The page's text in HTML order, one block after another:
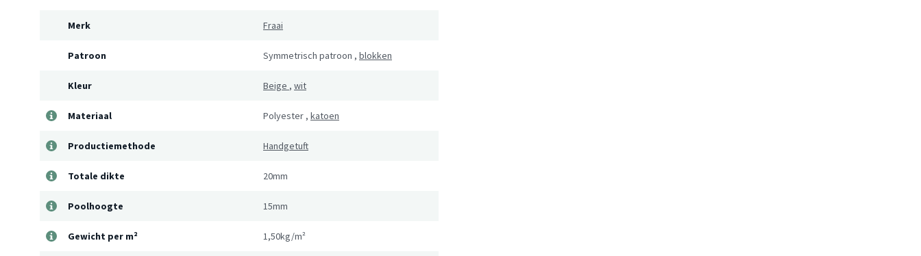
Merk Fraai
Patroon Symmetrisch patroon , blokken
Kleur Beige , wit
Materiaal Polyester , katoen
Productiemethode Handgetuft
Totale dikte 20mm
Poolhoogte 15mm
Gewicht per m² 1,50kg/m²